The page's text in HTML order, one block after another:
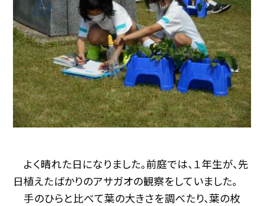
よく晴れた日になりました。前庭では、１年生が、先
日植えたばかりのアサガオの観察をしていました。
手のひらと比べて葉の大きさを調べたり、葉の枚